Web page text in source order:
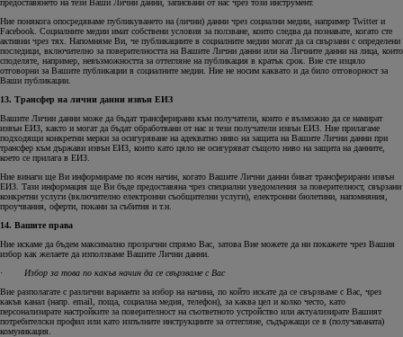
предоставянето на тези Ваши Лични данни, записвани от нас чрез този инструмент.
Ние понякога опосредяваме публикуването на (лични) данни чрез социални медии, например Twitter и
Facebook. Социалните медии имат собствени условия за ползване, които следва да познавате, когато сте
активни чрез тях. Напомняме Ви, че публикациите в социалните медии могат да са свързани с определени
последици, включително за поверителността на Вашите Лични данни или на Личните данни на лица, които
споделяте, например, невъзможността за оттегляне на публикация в кратък срок. Вие сте изцяло
отговорни за Вашите публикации в социалните медии. Ние не носим каквато и да било отговорност за
Ваши публикации.
13. Трансфер на лични данни извън ЕИЗ
Вашите Лични данни може да бъдат трансферирани към получатели, които е възможно да се намират
извън ЕИЗ, както и могат да бъдат обработвани от нас и тези получатели извън ЕИЗ. Ние прилагаме
подходящи конкретни мерки за осигуряване на адекватно ниво на защита на Вашите Лични данни при
трансфер към държави извън ЕИЗ, които като цяло не осигуряват същото ниво на защита на данните,
което се прилага в ЕИЗ.
Ние винаги ще Ви информираме по ясен начин, когато Вашите Лични данни биват трансферирани извън
ЕИЗ. Тази информация ще Ви бъде предоставяна чрез специални уведомления за поверителност, свързани
конкретни услуги (включително електронни съобщителни услуги), електронни бюлетини, напомняния,
проучвания, оферти, покани за събития и т.н.
14. Вашите права
Ние искаме да бъдем максимално прозрачни спрямо Вас, затова Вие можете да ни покажете чрез Вашия
избор как желаете да използваме Вашите Лични данни.
· Избор за това по какъв начин да се свързваме с Вас
Вие разполагате с различни варианти за избор на начина, по който искате да се свързваме с Вас, чрез
какъв канал (напр. email, поща, социална медия, телефон), за каква цел и колко често, като
персонализирате настройките за поверителност на съответното устройство или актуализирате Вашият
потребителски профил или като изпълните инструкциите за оттегляне, съдържащи се в (получаваната)
комуникация.